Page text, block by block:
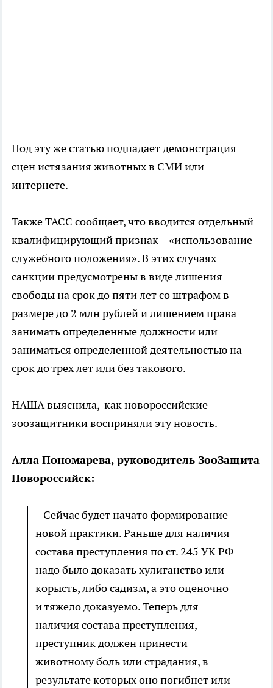
Под эту же статью подпадает демонстрация
сцен истязания животных в СМИ или
интернете.
Также ТАСС сообщает, что вводится отдельный
квалифицирующий признак – «использование
служебного положения». В этих случаях
санкции предусмотрены в виде лишения
свободы на срок до пяти лет со штрафом в
размере до 2 млн рублей и лишением права
занимать определенные должности или
заниматься определенной деятельностью на
срок до трех лет или без такового.
НАША выяснила, как новороссийские
зоозащитники восприняли эту новость.
Алла Пономарева, руководитель ЗооЗащита
Новороссийск:
– Сейчас будет начато формирование
новой практики. Раньше для наличия
состава преступления по ст. 245 УК РФ
надо было доказать хулиганство или
корысть, либо садизм, а это оценочно
и тяжело доказуемо. Теперь для
наличия состава преступления,
преступник должен принести
животному боль или страдания, в
результате которых оно погибнет или